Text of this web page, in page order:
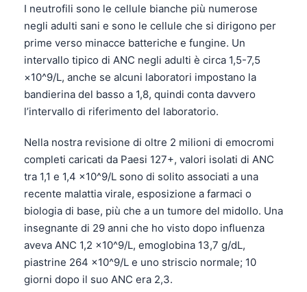
I neutrofili sono le cellule bianche più numerose
negli adulti sani e sono le cellule che si dirigono per
prime verso minacce batteriche e fungine. Un
intervallo tipico di ANC negli adulti è circa 1,5-7,5
×10^9/L, anche se alcuni laboratori impostano la
bandierina del basso a 1,8, quindi conta davvero
l’intervallo di riferimento del laboratorio.
Nella nostra revisione di oltre 2 milioni di emocromi
completi caricati da Paesi 127+, valori isolati di ANC
tra 1,1 e 1,4 ×10^9/L sono di solito associati a una
recente malattia virale, esposizione a farmaci o
biologia di base, più che a un tumore del midollo. Una
insegnante di 29 anni che ho visto dopo influenza
aveva ANC 1,2 ×10^9/L, emoglobina 13,7 g/dL,
piastrine 264 ×10^9/L e uno striscio normale; 10
giorni dopo il suo ANC era 2,3.